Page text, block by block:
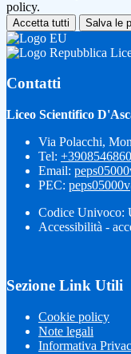
policy.
Accetta tutti Salva le
Contatti
Liceo Scientifico
Via Polacchi,
Tel:
Email:
PEC:
Codice Univoco:
Accessibilità -
Sezione Link Utili
Cookie policy
Note legali
Informativa